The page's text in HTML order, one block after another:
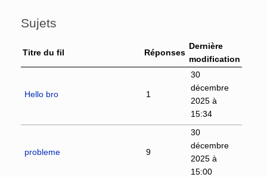
Sujets
Titre du fil Réponses
Dernière
modification
Hello bro 1
30
décembre
2025 à
15:34
probleme 9
30
décembre
2025 à
15:00